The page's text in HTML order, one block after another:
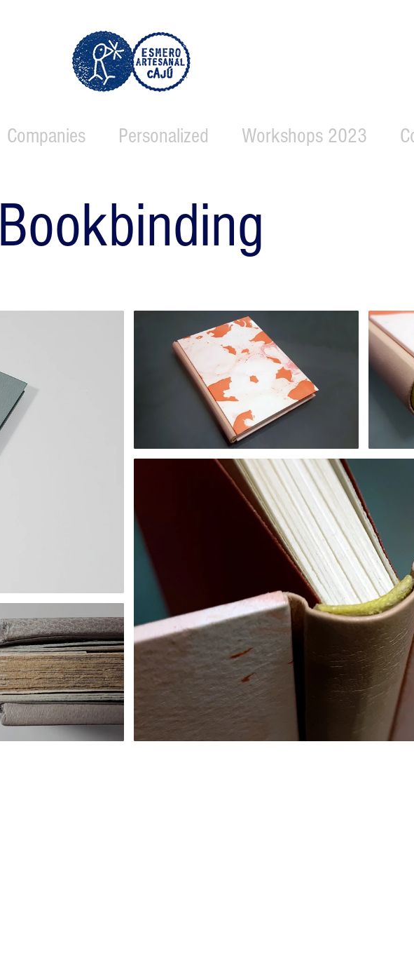
Companies Personalized Workshops 2023
Bookbinding